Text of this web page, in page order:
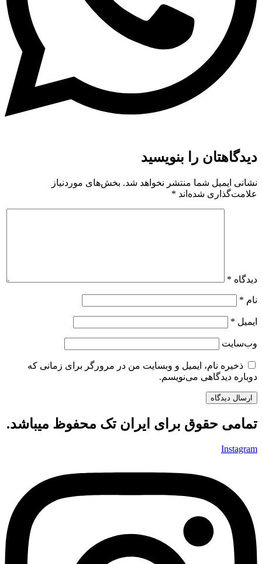
دیدگاهتان را بنویسید
نشانی ایمیل شما منتشر نخواهد شد. بخش‌های موردنیاز
علامت‌گذاری شده‌اند *
دیدگاه *
نام *
ایمیل *
وب‌سایت
ذخیره نام، ایمیل و وبسایت من در مرورگر برای زمانی که
دوباره دیدگاهی می‌نویسم.
تمامی حقوق برای ایران تک محفوظ میباشد.
Instagram